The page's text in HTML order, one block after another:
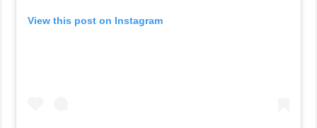
View this post on Instagram